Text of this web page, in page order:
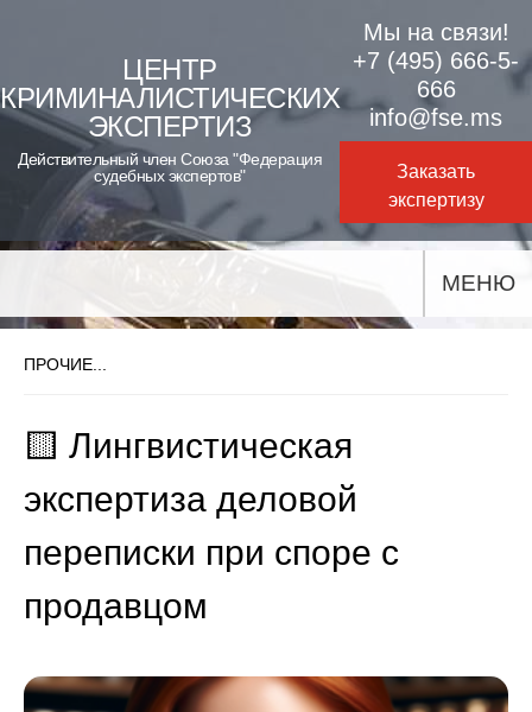
content
ЦЕНТР
КРИМИНАЛИСТИЧЕСКИХ
ЭКСПЕРТИЗ
Действительный член Союза "Федерация
судебных экспертов"
Мы на связи!
+7 (495) 666-5-
666
info@fse.ms
Заказать
экспертизу
МЕНЮ
ПРОЧИЕ...
🟨 Лингвистическая
экспертиза деловой
переписки при споре с
продавцом